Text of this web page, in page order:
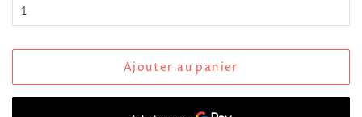
Ajouter au panier